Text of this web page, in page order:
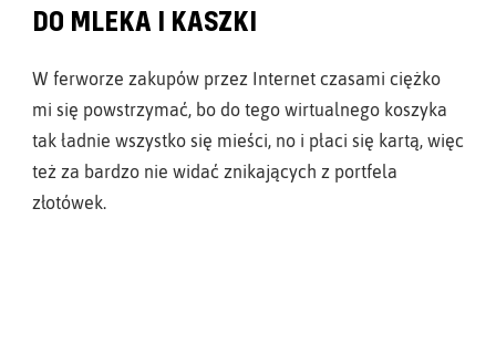
DO MLEKA I KASZKI
W ferworze zakupów przez Internet czasami ciężko
mi się powstrzymać, bo do tego wirtualnego koszyka
tak ładnie wszystko się mieści, no i płaci się kartą, więc
też za bardzo nie widać znikających z portfela
złotówek.